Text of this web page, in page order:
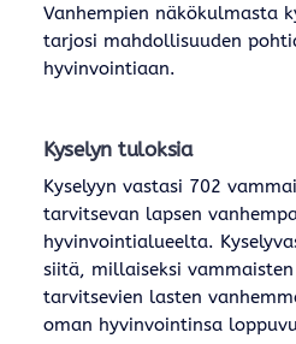
Vanhempien näkökulmasta
tarjosi mahdollisuuden
hyvinvointiaan.
Kyselyn tuloksia
Kyselyyn vastasi 702
tarvitsevan lapsen
hyvinvointialueelta.
siitä, millaiseksi
tarvitsevien lasten
oman hyvinvointinsa